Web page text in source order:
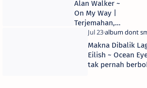
Alan Walker ~
On My Way |
Terjemahan,
Arti & Makna
Lirik Lagu
Makna Dibalik
Eilish ~ Ocean
tak pernah